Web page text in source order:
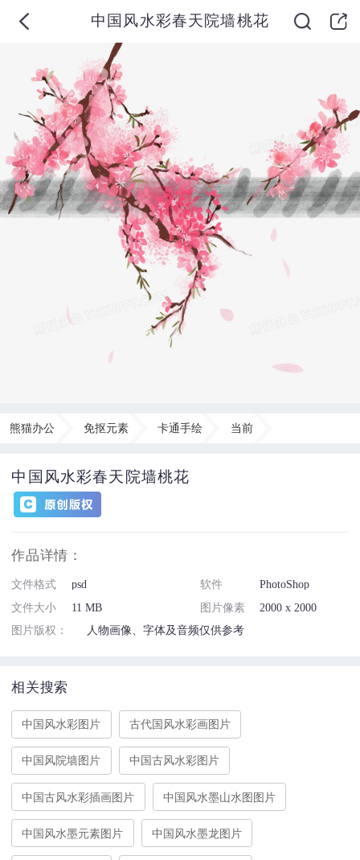
中国风水彩春天院墙桃花
熊猫办公 免抠元素 卡通手绘 当前
中国风水彩春天院墙桃花
作品详情：
文件格式 psd 软件
PhotoShop
文件大小
11 MB 图片像素
2000 x 2000
图片版权：
人物画像、字体及音频仅供参考
相关搜索
中国风水彩图片 古代国风水彩画图片
中国风院墙图片 中国古风水彩图片
中国古风水彩插画图片 中国风水墨山水图图片
中国风水墨元素图片 中国风水墨龙图片